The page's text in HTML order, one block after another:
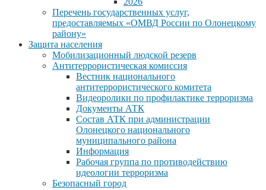
Перечень государственных услуг,
предоставляемых «ОМВД России по Олонецкому
району»
Защита населения
Мобилизационный людской резерв
Антитеррористическая комиссия
Вестник национального
антитеррористического комитета
Видеоролики по профилактике терроризма
Документы АТК
Состав АТК при администрации
Олонецкого национального
муниципального района
Информация
Рабочая группа по противодействию
идеологии терроризма
Безопасный город